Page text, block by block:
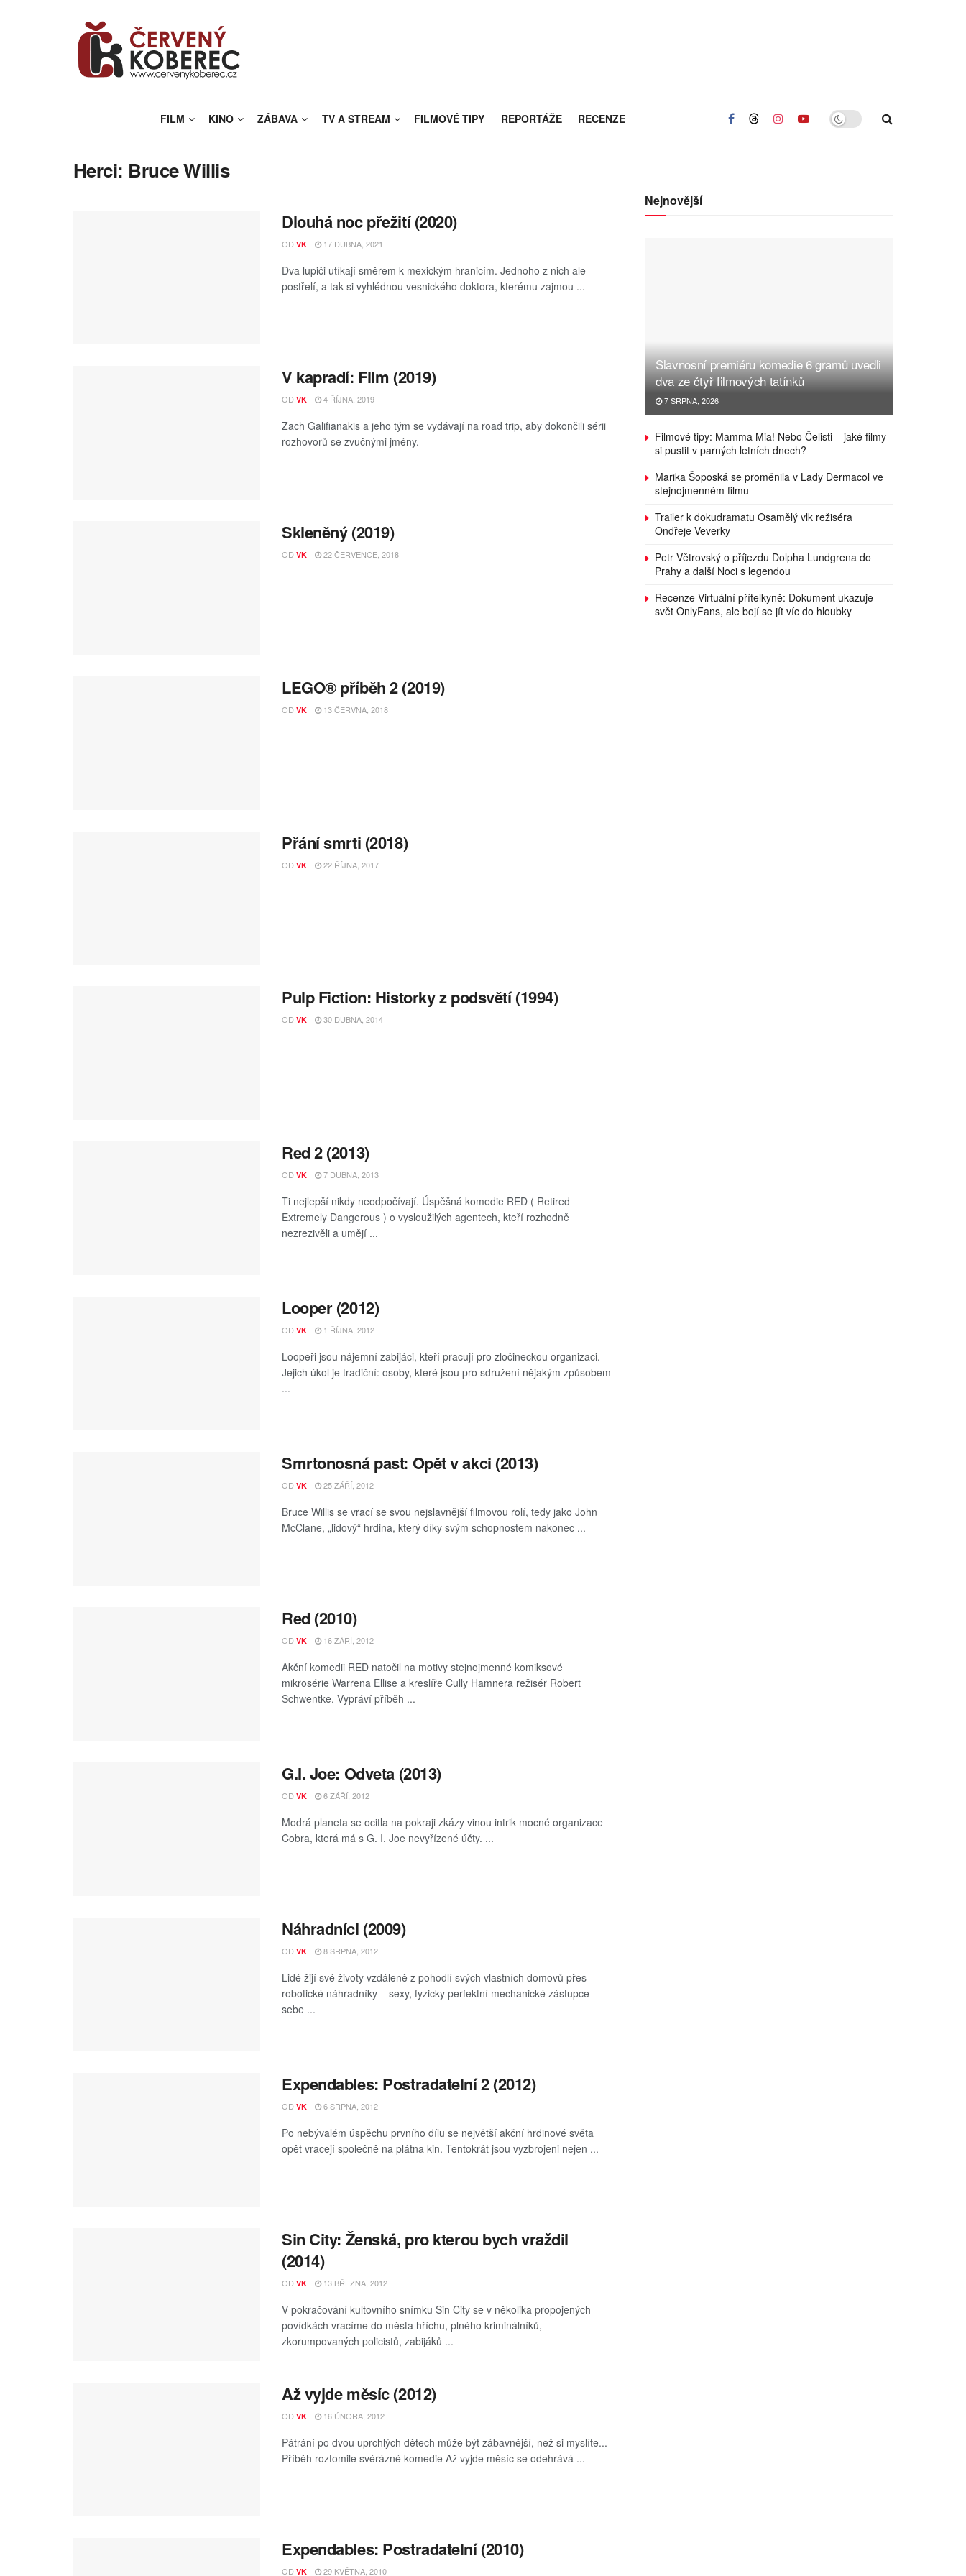
FILM KINO ZÁBAVA TV A STREAM FILMOVÉ TIPY REPORTÁŽE RECENZE
Herci: Bruce Willis
Dlouhá noc přežití (2020)
OD VK 17 DUBNA, 2021
Dva lupiči utíkají směrem k mexickým hranicím. Jednoho z nich ale
postřelí, a tak si vyhlédnou vesnického doktora, kterému zajmou ...
V kapradí: Film (2019)
OD VK 4 ŘÍJNA, 2019
Zach Galifianakis a jeho tým se vydávají na road trip, aby dokončili sérii
rozhovorů se zvučnými jmény.
Skleněný (2019)
OD VK 22 ČERVENCE, 2018
LEGO® příběh 2 (2019)
OD VK 13 ČERVNA, 2018
Přání smrti (2018)
OD VK 22 ŘÍJNA, 2017
Pulp Fiction: Historky z podsvětí (1994)
OD VK 30 DUBNA, 2014
Red 2 (2013)
OD VK 7 DUBNA, 2013
Ti nejlepší nikdy neodpočívají. Úspěšná komedie RED ( Retired
Extremely Dangerous ) o vysloužilých agentech, kteří rozhodně
nezrezivěli a umějí ...
Looper (2012)
OD VK 1 ŘÍJNA, 2012
Loopeři jsou nájemní zabijáci, kteří pracují pro zločineckou organizaci.
Jejich úkol je tradiční: osoby, které jsou pro sdružení nějakým způsobem
...
Smrtonosná past: Opět v akci (2013)
OD VK 25 ZÁŘÍ, 2012
Bruce Willis se vrací se svou nejslavnější filmovou rolí, tedy jako John
McClane, „lidový“ hrdina, který díky svým schopnostem nakonec ...
Red (2010)
OD VK 16 ZÁŘÍ, 2012
Akční komedii RED natočil na motivy stejnojmenné komiksové
mikrosérie Warrena Ellise a kreslíře Cully Hamnera režisér Robert
Schwentke. Vypráví příběh ...
G.I. Joe: Odveta (2013)
OD VK 6 ZÁŘÍ, 2012
Modrá planeta se ocitla na pokraji zkázy vinou intrik mocné organizace
Cobra, která má s G. I. Joe nevyřízené účty. ...
Náhradníci (2009)
OD VK 8 SRPNA, 2012
Lidé žijí své životy vzdáleně z pohodlí svých vlastních domovů přes
robotické náhradníky – sexy, fyzicky perfektní mechanické zástupce
sebe ...
Expendables: Postradatelní 2 (2012)
OD VK 6 SRPNA, 2012
Po nebývalém úspěchu prvního dílu se největší akční hrdinové světa
opět vracejí společně na plátna kin. Tentokrát jsou vyzbrojeni nejen ...
Sin City: Ženská, pro kterou bych vraždil
(2014)
OD VK 13 BŘEZNA, 2012
V pokračování kultovního snímku Sin City se v několika propojených
povídkách vracíme do města hříchu, plného kriminálníků,
zkorumpovaných policistů, zabijáků ...
Až vyjde měsíc (2012)
OD VK 16 ÚNORA, 2012
Pátrání po dvou uprchlých dětech může být zábavnější, než si myslíte...
Příběh roztomile svérázné komedie Až vyjde měsíc se odehrává ...
Expendables: Postradatelní (2010)
OD VK 29 KVĚTNA, 2010
Nejnovější
Slavnosní premiéru komedie 6 gramů uvedli
dva ze čtyř filmových tatínků
7 SRPNA, 2026
Filmové tipy: Mamma Mia! Nebo Čelisti – jaké filmy
si pustit v parných letních dnech?
Marika Šoposká se proměnila v Lady Dermacol ve
stejnojmenném filmu
Trailer k dokudramatu Osamělý vlk režiséra
Ondřeje Veverky
Petr Větrovský o příjezdu Dolpha Lundgrena do
Prahy a další Noci s legendou
Recenze Virtuální přítelkyně: Dokument ukazuje
svět OnlyFans, ale bojí se jít víc do hloubky